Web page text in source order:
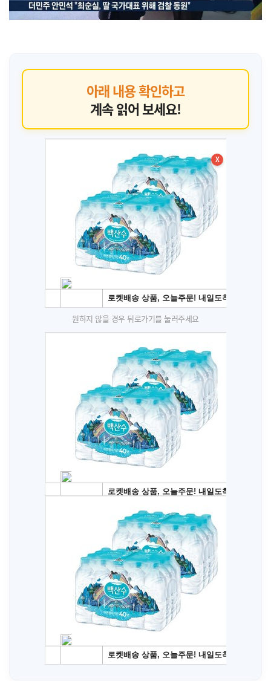
아래 내용 확인하고
계속 읽어 보세요!
X
원하지 않을 경우 뒤로가기를 눌러주세요